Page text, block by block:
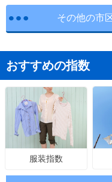
その他の市
おすすめの指数
服装指数